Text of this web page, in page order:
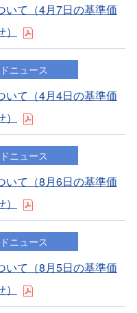
いて（4⽉7⽇の基準価
ニュース
いて（4⽉4⽇の基準価
ニュース
いて（8⽉6⽇の基準価
ニュース
いて（8⽉5⽇の基準価